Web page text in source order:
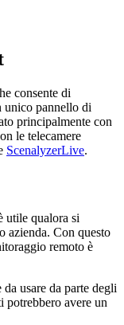
consente di
unico pannello di
principalmente con
le telecamere
ScenalyzerLive.
utile qualora si
azienda. Con questo
remoto è
usare da parte degli
avere un